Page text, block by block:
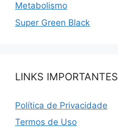
Metabolismo
Super Green Black
LINKS IMPORTANTES
Política de Privacidade
Termos de Uso